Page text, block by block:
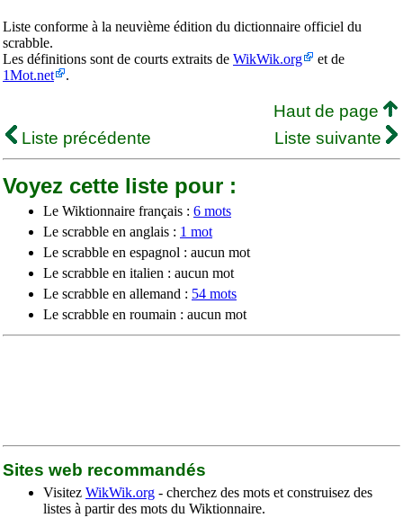
Liste conforme à la neuvième édition du dictionnaire officiel du
scrabble.
Les définitions sont de courts extraits de WikWik.org
et de
1Mot.net
.
Haut de page
Liste précédente
Liste suivante
Voyez cette liste pour :
Le Wiktionnaire français : 6 mots
Le scrabble en anglais : 1 mot
Le scrabble en espagnol : aucun mot
Le scrabble en italien : aucun mot
Le scrabble en allemand : 54 mots
Le scrabble en roumain : aucun mot
Sites web recommandés
Visitez WikWik.org - cherchez des mots et construisez des
listes à partir des mots du Wiktionnaire.